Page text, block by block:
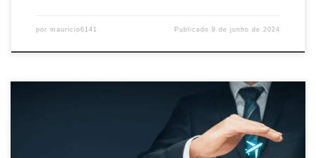
por mauricio6141 Publicado9 de junho de 2024
Conheça os diferentes tipos de seguros disponíveis no mercado